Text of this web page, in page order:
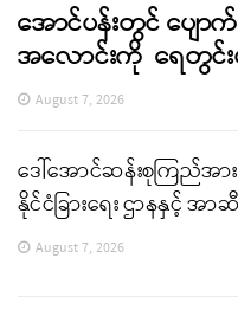
အောင်ပန်းတွင် ပျ
အလောင်းကို ရေတွင်
August 7, 2026
ဒေါ်အောင်ဆန်းစုကြည်အာ
နိုင်ငံခြားရေး ဌာနနှင့် အ
August 7, 2026